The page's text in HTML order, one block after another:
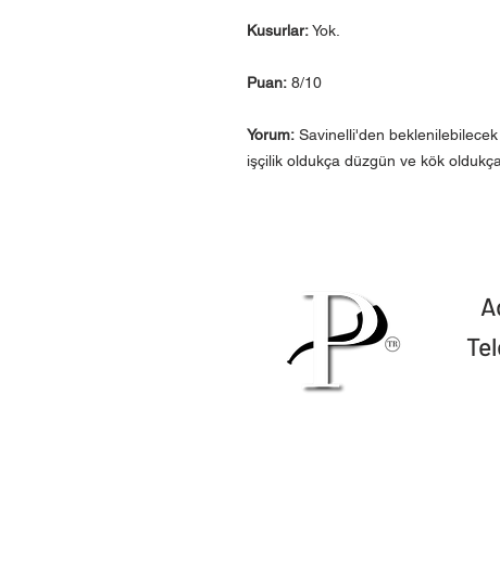
Kusurlar:Yok.
Puan: 8/10
Yorum: Savinelli'den
işçilik oldukça düzgün ve kök